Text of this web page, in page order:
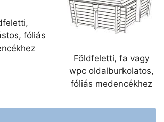
fóliás
Földfeletti, fa vagy
wpc oldalburkolatos,
fóliás medencékhez